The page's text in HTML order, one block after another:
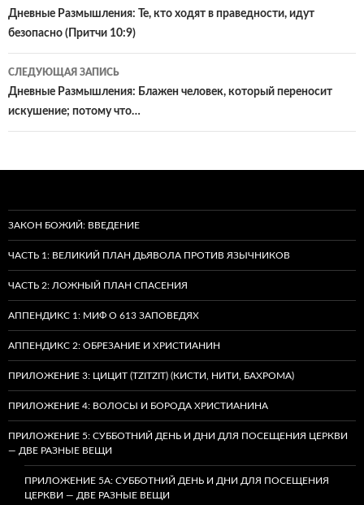
по
записям
Дневные Размышления: Те, кто ходят в праведности, идут
безопасно (Притчи 10:9)
СЛЕДУЮЩАЯ ЗАПИСЬ
Дневные Размышления: Блажен человек, который переносит
искушение; потому что…
ЗАКОН БОЖИЙ: ВВЕДЕНИЕ
ЧАСТЬ 1: ВЕЛИКИЙ ПЛАН ДЬЯВОЛА ПРОТИВ ЯЗЫЧНИКОВ
ЧАСТЬ 2: ЛОЖНЫЙ ПЛАН СПАСЕНИЯ
АППЕНДИКС 1: МИФ О 613 ЗАПОВЕДЯХ
АППЕНДИКС 2: ОБРЕЗАНИЕ И ХРИСТИАНИН
ПРИЛОЖЕНИЕ 3: ЦИЦИТ (TZITZIT) (КИСТИ, НИТИ, БАХРОМА)
ПРИЛОЖЕНИЕ 4: ВОЛОСЫ И БОРОДА ХРИСТИАНИНА
ПРИЛОЖЕНИЕ 5: СУББОТНИЙ ДЕНЬ И ДНИ ДЛЯ ПОСЕЩЕНИЯ ЦЕРКВИ
— ДВЕ РАЗНЫЕ ВЕЩИ
ПРИЛОЖЕНИЕ 5A: СУББОТНИЙ ДЕНЬ И ДНИ ДЛЯ ПОСЕЩЕНИЯ
ЦЕРКВИ — ДВЕ РАЗНЫЕ ВЕЩИ